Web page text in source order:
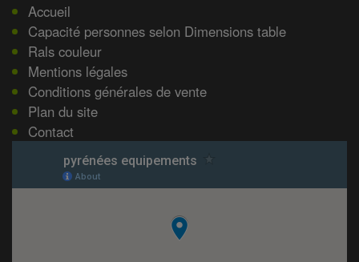
Accueil
Capacité personnes selon Dimensions table
Rals couleur
Mentions légales
Conditions générales de vente
Plan du site
Contact